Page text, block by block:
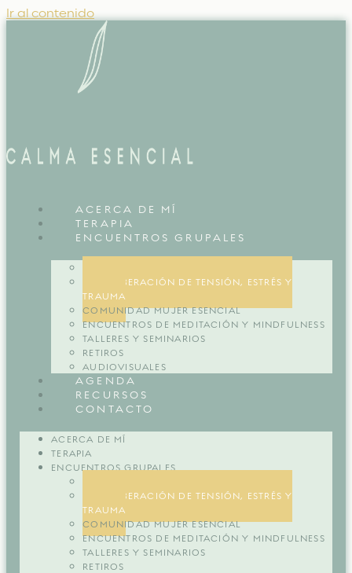
Ir al contenido
ACERCA DE MÍ
TERAPIA
ENCUENTROS GRUPALES
TRE® LIBERACIÓN DE TENSIÓN, ESTRÉS Y
TRAUMA
COMUNIDAD MUJER ESENCIAL
ENCUENTROS DE MEDITACIÓN Y MINDFULNESS
TALLERES Y SEMINARIOS
RETIROS
AUDIOVISUALES
AGENDA
RECURSOS
CONTACTO
ACERCA DE MÍ
TERAPIA
ENCUENTROS GRUPALES
TRE® LIBERACIÓN DE TENSIÓN, ESTRÉS Y
TRAUMA
COMUNIDAD MUJER ESENCIAL
ENCUENTROS DE MEDITACIÓN Y MINDFULNESS
TALLERES Y SEMINARIOS
RETIROS